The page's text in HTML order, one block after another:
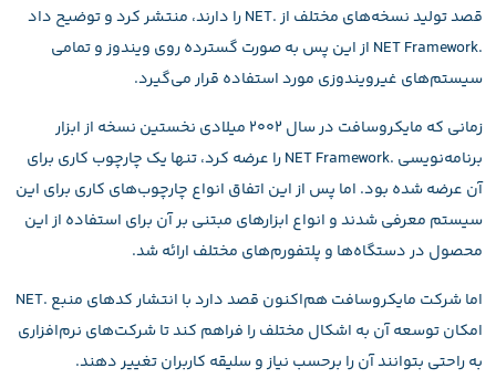
قصد تولید نسخه‌های مختلف از .NET را دارند، منتشر کرد و توضیح داد
.NET Framework از این پس به صورت گسترده روی ویندوز و تمامی
سیستم‌های غیرویندوزی مورد استفاده قرار می‌گیرد.
زمانی که مایکروسافت در سال ۲۰۰۲ میلادی نخستین نسخه از ابزار
برنامه‌نویسی .NET Framework را عرضه کرد، تنها یک چارچوب کاری برای
آن عرضه شده بود. اما پس از این اتفاق انواع چارچوب‌های کاری برای این
سیستم معرفی شدند و انواع ابزارهای مبتنی بر آن برای استفاده از این
محصول در دستگاه‌ها و پلتفورم‌های مختلف ارائه شد.
اما شرکت مایکروسافت هم‌اکنون قصد دارد با انتشار کدهای منبع .NET
امکان توسعه آن به اشکال مختلف را فراهم کند تا شرکت‌های نرم‌افزاری
به راحتی بتوانند آن را برحسب نیاز و سلیقه کاربران تغییر دهند.